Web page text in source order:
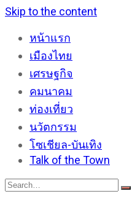
Skip to the content
หน้าแรก
เมืองไทย
เศรษฐกิจ
คมนาคม
ท่องเที่ยว
นวัตกรรม
โซเชียล-บันเทิง
Talk of the Town